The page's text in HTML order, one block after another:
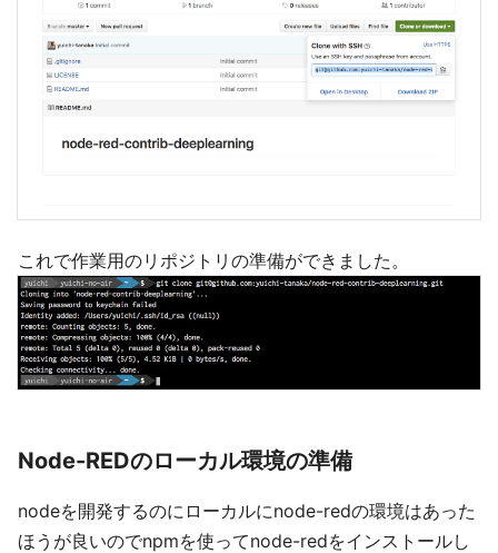
これで作業用のリポジトリの準備ができました。
Node-REDのローカル環境の準備
nodeを開発するのにローカルにnode-redの環境はあった
ほうが良いのでnpmを使ってnode-redをインストールし